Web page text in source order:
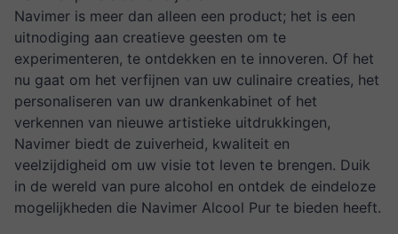
Navimer is meer dan alleen een product; het is een
uitnodiging aan creatieve geesten om te
experimenteren, te ontdekken en te innoveren. Of het
nu gaat om het verfijnen van uw culinaire creaties, het
personaliseren van uw drankenkabinet of het
verkennen van nieuwe artistieke uitdrukkingen,
Navimer biedt de zuiverheid, kwaliteit en
veelzijdigheid om uw visie tot leven te brengen. Duik
in de wereld van pure alcohol en ontdek de eindeloze
mogelijkheden die Navimer Alcool Pur te bieden heeft.